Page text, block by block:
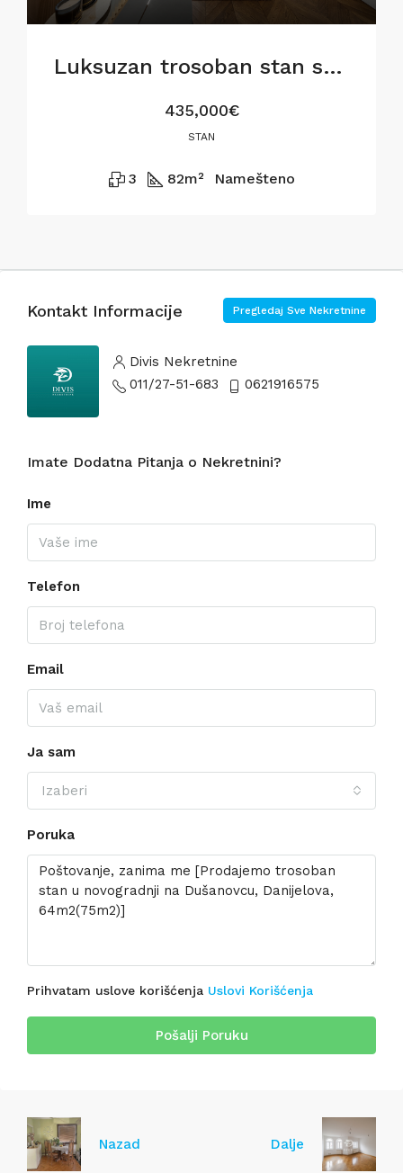
Luksuzan trosoban stan sa pogledom na Savu
435,000€
STAN
3 82m² Namešteno
Kontakt Informacije Pregledaj Sve Nekretnine
Divis Nekretnine
011/27-51-683
0621916575
Imate Dodatna Pitanja o Nekretnini?
Ime
Telefon
Email
Ja sam
Izaberi
Poruka
Prihvatam uslove korišćenja Uslovi Korišćenja
Pošalji Poruku
Nazad Dalje